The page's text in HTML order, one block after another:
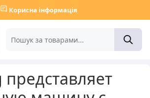
Корисна інформація